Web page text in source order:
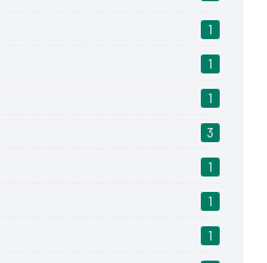
1
1
1
3
1
1
1